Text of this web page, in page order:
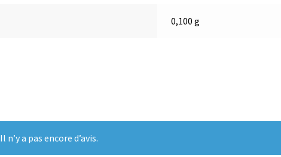
0,100 g
Il n’y a pas encore d’avis.